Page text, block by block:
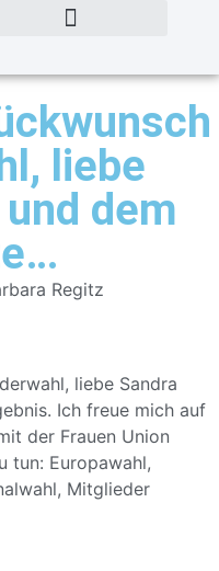
liebe
dem
Regitz
liebe Sandra
. Ich freue mich auf
der Frauen Union
tun: Europawahl,
Mitglieder